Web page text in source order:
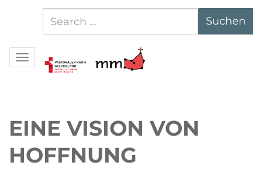
nach:
Suchen
Navigation
EINE VISION VON
HOFFNUNG